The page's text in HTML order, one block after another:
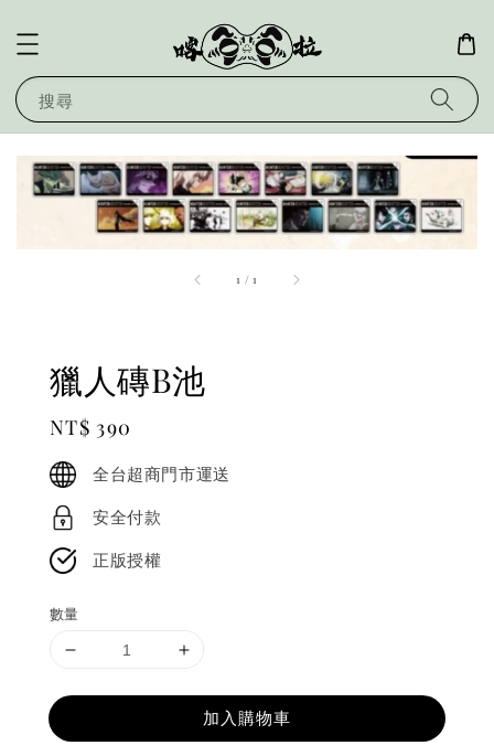
搜尋
1 /1
獵人磚B池
Regular
price
NT$ 390
全台超商門市運送
安全付款
正版授權
數量
加入購物車